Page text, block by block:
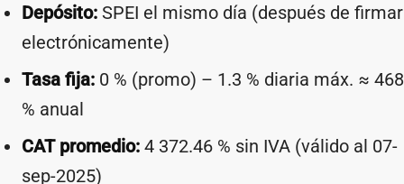
Depósito: SPEI el mismo día (después de firmar
electrónicamente)
Tasa fija: 0 % (promo) – 1.3 % diaria máx. ≈ 468
% anual
CAT promedio: 4 372.46 % sin IVA (válido al 07-
sep-2025)